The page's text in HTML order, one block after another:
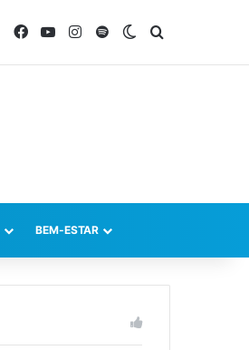
FacebookYouTubeInstagram
SpotifySwitch skin
BEM-ESTAR